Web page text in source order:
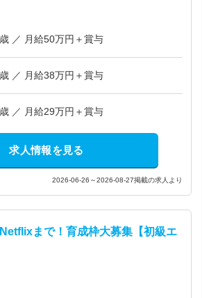
年収850万円 ／ 36歳 ／ 月給50万円＋賞与
年収520万円 ／ 27歳 ／ 月給38万円＋賞与
年収380万円 ／ 24歳 ／ 月給29万円＋賞与
求人情報を見る
2026-06-26～2026-08-27掲載の求人より
まで！育成枠大募集【初級エ